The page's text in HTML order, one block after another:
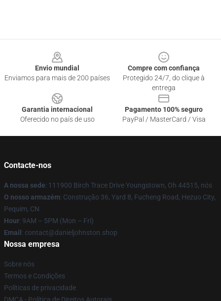
Envio mundial
Enviamos para mais de 200 países
Compre com confiança
Protegido 24/7, do clique à
entrega
Garantia internacional
Oferecido no país de uso
Pagamento 100% seguro
PayPal / MasterCard / Visa
Contacte-nos
A nossa sede: 111900 Birch Trace Drive Youngstown, Oh 44515, nós
O nosso armazém: Construção 36, Yard 8, Fucheng Road, Hezuo City,
Pequim, CN
Hour: 9AM – 5PM (Mon – Fri)
Email : contact@danieljohnston.shop
Nossa empresa
Sobre nós
Termos e Condições
Políticas de privacidade